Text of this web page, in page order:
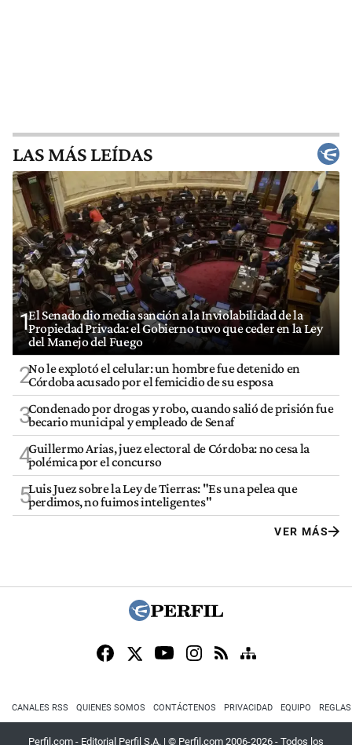
LAS MÁS LEÍDAS
1El Senado dio media sanción a la Inviolabilidad de la
Propiedad Privada: el Gobierno tuvo que ceder en la Ley
del Manejo del Fuego
2No le explotó el celular: un hombre fue detenido en
Córdoba acusado por el femicidio de su esposa
3Condenado por drogas y robo, cuando salió de prisión fue
becario municipal y empleado de Senaf
4Guillermo Arias, juez electoral de Córdoba: no cesa la
polémica por el concurso
5Luis Juez sobre la Ley de Tierras: "Es una pelea que
perdimos, no fuimos inteligentes"
VER MÁS
CANALES RSS QUIENES SOMOS CONTÁCTENOS PRIVACIDAD EQUIPO
Perfil.com - Editorial Perfil S.A. | © Perfil.com 2006-2026 - Todos los